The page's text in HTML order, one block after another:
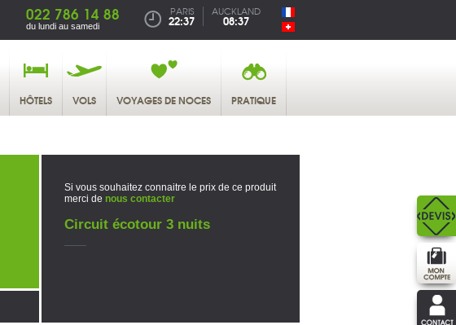
022 786 14 88
du lundi au samedi
PARIS
22:37
AUCKLAND
08:37
HÔTELS VOLS VOYAGES DE NOCES PRATIQUE
Si vous souhaitez connaitre le prix de ce produit
merci de nous contacter
Circuit écotour 3 nuits